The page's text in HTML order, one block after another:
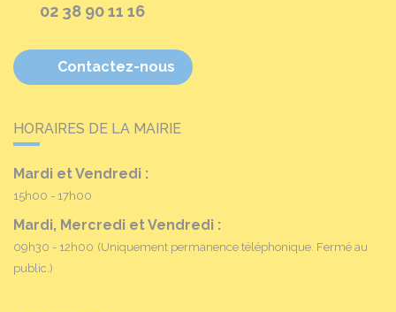
02 38 90 11 16
Contactez-nous
HORAIRES DE LA MAIRIE
Mardi et Vendredi :
15h00 - 17h00
Mardi, Mercredi et Vendredi :
09h30 - 12h00 (Uniquement permanence téléphonique. Fermé au
public.)